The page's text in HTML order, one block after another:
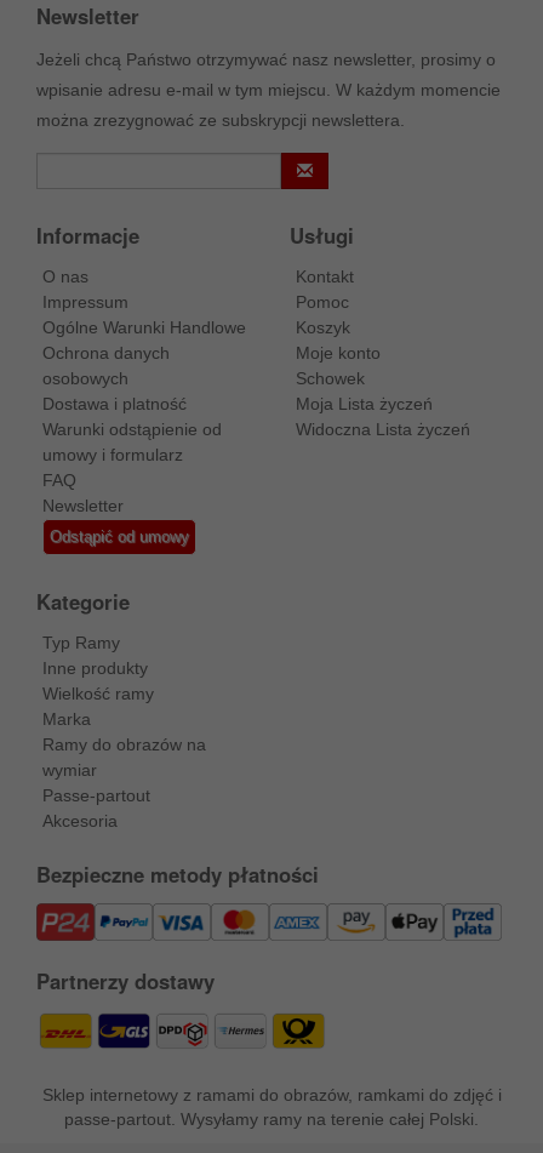
Newsletter
Jeżeli chcą Państwo otrzymywać nasz newsletter, prosimy o
wpisanie adresu e-mail w tym miejscu. W każdym momencie
można zrezygnować ze subskrypcji newslettera.
Informacje
O nas
Impressum
Ogólne Warunki Handlowe
Ochrona danych
osobowych
Dostawa i platność
Warunki odstąpienie od
umowy i formularz
FAQ
Newsletter
Odstąpić od umowy
Usługi
Kontakt
Pomoc
Koszyk
Moje konto
Schowek
Moja Lista życzeń
Widoczna Lista życzeń
Kategorie
Typ Ramy
Inne produkty
Wielkość ramy
Marka
Ramy do obrazów na
wymiar
Passe-partout
Akcesoria
Bezpieczne metody płatności
Partnerzy dostawy
Sklep internetowy z ramami do obrazów, ramkami do zdjęć i
passe-partout. Wysyłamy ramy na terenie całej Polski.